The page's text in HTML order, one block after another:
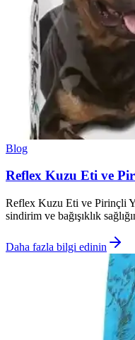
Blog
Reflex Kuzu Eti ve
Reflex Kuzu Eti ve Pirinçli
sindirim ve bağışıklık
Daha fazla bilgi edinin